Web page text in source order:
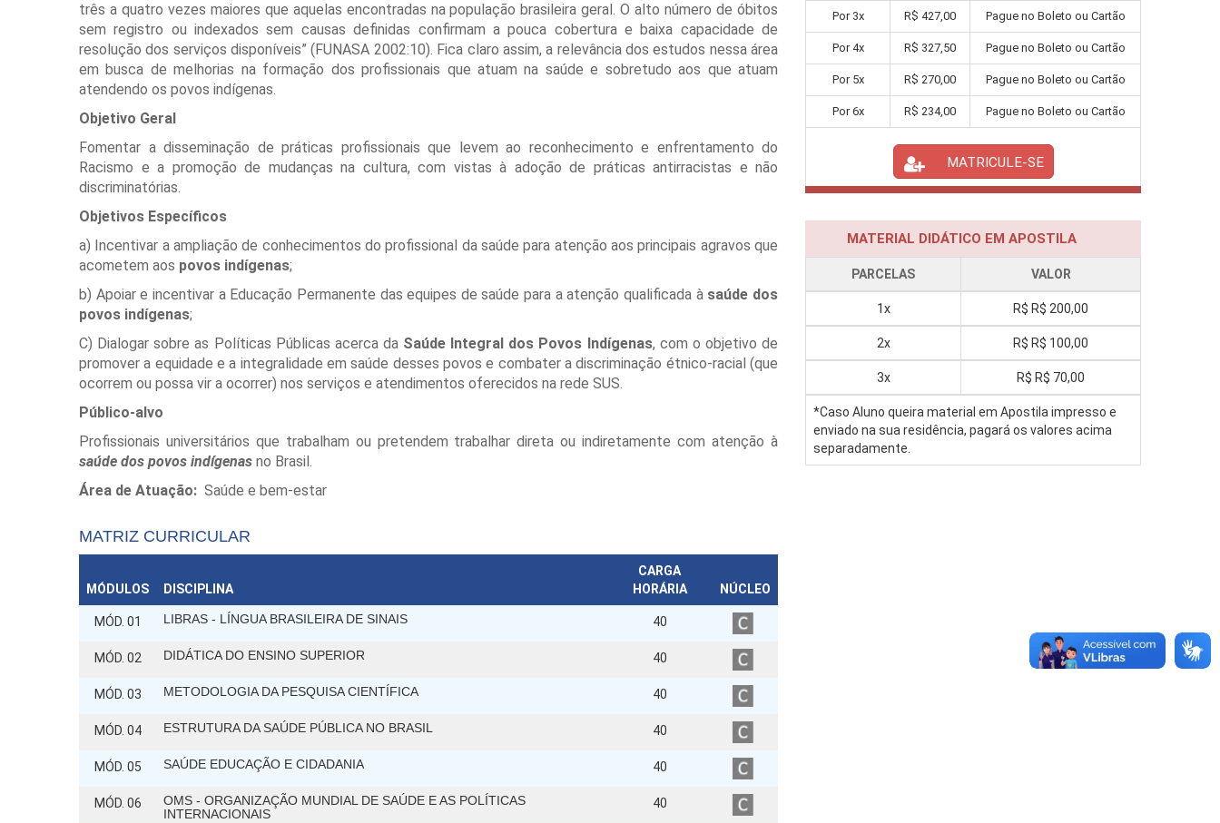
três a quatro vezes maiores que aquelas encontradas na população brasileira geral. O alto número de óbitos
sem registro ou indexados sem causas definidas confirmam a pouca cobertura e baixa capacidade de
resolução dos serviços disponíveis” (FUNASA 2002:10). Fica claro assim, a relevância dos estudos nessa área
em busca de melhorias na formação dos profissionais que atuam na saúde e sobretudo aos que atuam
atendendo os povos indígenas.
Objetivo Geral
Fomentar a disseminação de práticas profissionais que levem ao reconhecimento e enfrentamento do
Racismo e a promoção de mudanças na cultura, com vistas à adoção de práticas antirracistas e não
discriminatórias.
Objetivos Específicos
a) Incentivar a ampliação de conhecimentos do profissional da saúde para atenção aos principais agravos que
acometem aos povos indígenas;
b) Apoiar e incentivar a Educação Permanente das equipes de saúde para a atenção qualificada à saúde dos
povos indígenas;
C) Dialogar sobre as Políticas Públicas acerca da Saúde Integral dos Povos Indígenas, com o objetivo de
promover a equidade e a integralidade em saúde desses povos e combater a discriminação étnico-racial (que
ocorrem ou possa vir a ocorrer) nos serviços e atendimentos oferecidos na rede SUS.
Público-alvo
Profissionais universitários que trabalham ou pretendem trabalhar direta ou indiretamente com atenção à
saúde dos povos indígenas no Brasil.
Área de Atuação: Saúde e bem-estar
MATRIZ CURRICULAR
MÓDULOS DISCIPLINA
CARGA
HORÁRIA
NÚCLEO
MÓD. 01 LIBRAS - LÍNGUA BRASILEIRA DE SINAIS 40
MÓD. 02 DIDÁTICA DO ENSINO SUPERIOR 40
MÓD. 03 METODOLOGIA DA PESQUISA CIENTÍFICA 40
MÓD. 04 ESTRUTURA DA SAÚDE PÚBLICA NO BRASIL 40
MÓD. 05 SAÚDE EDUCAÇÃO E CIDADANIA 40
MÓD. 06
OMS - ORGANIZAÇÃO MUNDIAL DE SAÚDE E AS POLÍTICAS
INTERNACIONAIS
40
Por 3x R$ 427,00 Pague no Boleto ou Cartão
Por4x R$ 327,50 Pague no Boleto ou Cartão
Por 5x R$ 270,00 Pague no Boleto ou Cartão
Por6x R$ 234,00 Pague no Boleto ou Cartão
MATRICULE-SE
MATERIAL DIDÁTICO EM APOSTILA
PARCELAS VALOR
1x R$ R$ 200,00
2x R$ R$ 100,00
3x R$ R$ 70,00
*Caso Aluno queira material em Apostila impresso e
enviado na sua residência, pagará os valores acima
separadamente.